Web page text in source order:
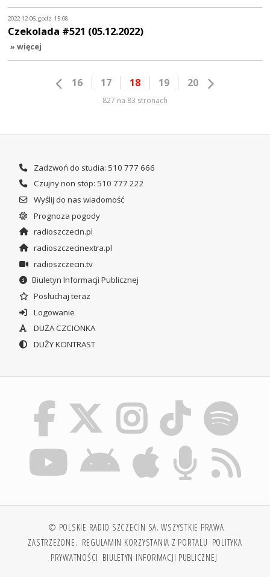
2022-12-06, godz. 15:08
Czekolada #521 (05.12.2022)
» więcej
16 17 18 19 20
827 na 83 stronach
Zadzwoń do studia: 510 777 666
Czujny non stop: 510 777 222
Wyślij do nas wiadomość
Prognoza pogody
radioszczecin.pl
radioszczecinextra.pl
radioszczecin.tv
Biuletyn Informacji Publicznej
Posłuchaj teraz
Logowanie
DUŻA CZCIONKA
DUŻY KONTRAST
© POLSKIE RADIO SZCZECIN SA. WSZYSTKIE PRAWA
ZASTRZEŻONE. REGULAMIN KORZYSTANIA Z PORTALU POLITYKA
PRYWATNOŚCI BIULETYN INFORMACJI PUBLICZNEJ